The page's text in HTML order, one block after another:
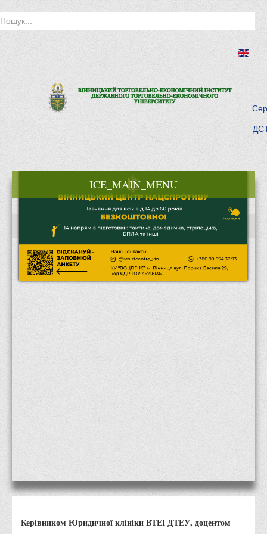
ICE_MAIN_MENU
Історія інституту
Інститут сьогодні
Місія та цілі
Публічна інформація
Заходи запобігання протиправним діям
Антикорупційні заходи
Протидія тероризму та насиллю
Як розпізнати глорифікацію збройної агресії РФ проти
України та протистояти їй?
Правила поведінки у разі виявлення вибухонебезпечних
Протидія торгівлі людьми
характеру
Керівником Юридичної клініки ВТЕІ ДТЕУ, доцентом